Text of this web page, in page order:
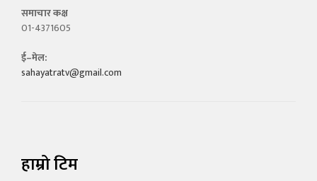
समाचार कक्ष
01-4371605
ई–मेल:
sahayatratv@gmail.com
हाम्रो टिम